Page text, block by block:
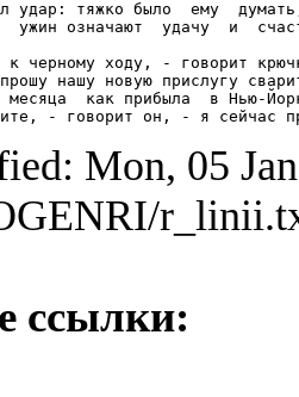
Mon, 05
ссылки: